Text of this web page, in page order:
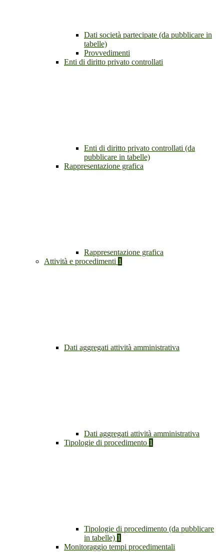
Dati società partecipate (da pubblicare in
tabelle)
Provvedimenti
Enti di diritto privato controllati
Enti di diritto privato controllati (da
pubblicare in tabelle)
Rappresentazione grafica
Rappresentazione grafica
Attività e procedimenti 1
Dati aggregati attività amministrativa
Dati aggregati attività amministrativa
Tipologie di procedimento 1
Tipologie di procedimento (da pubblicare
in tabelle) 1
Monitoraggio tempi procedimentali